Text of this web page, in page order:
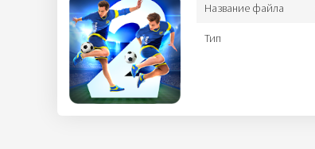
Название файла
Тип